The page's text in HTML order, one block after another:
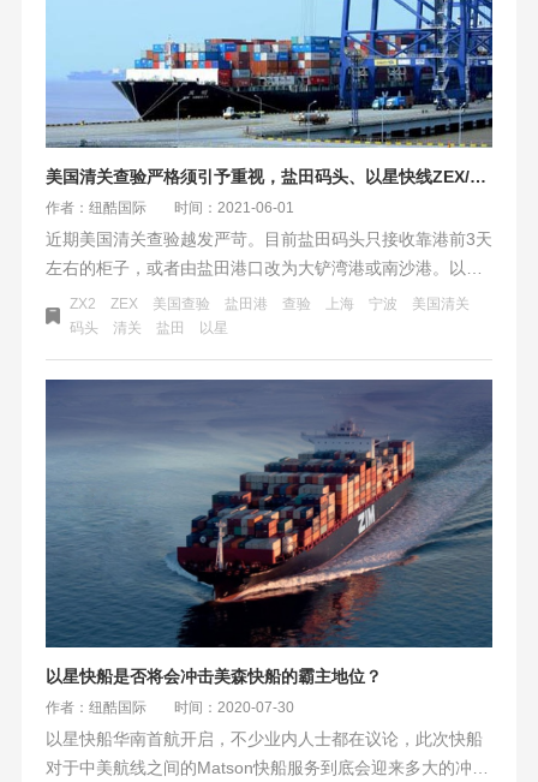
美国清关查验严格须引予重视，盐田码头、以星快线ZEX/ZX2、宁波/上海码头最新情况
作者：纽酷国际 时间：2021-06-01
近期美国清关查验越发严苛。目前盐田码头只接收靠港前3天
左右的柜子，或者由盐田港口改为大铲湾港或南沙港。以星
快线ZEX/ZX2已经出示通知：实际靠岸以码头消息为准，我
司会尽力从不同的渠道获取准确的信息通知给每位客户。受
间不断延期。
ZX2 ZEX 美国查验 盐田港 查验 上海 宁波
美国清关
码头
清关 盐田 以星
以星快船是否将会冲击美森快船的霸主地位？
作者：纽酷国际 时间：2020-07-30
以星快船华南首航开启，不少业内人士都在议论，此次快船
对于中美航线之间的Matson快船服务到底会迎来多大的冲